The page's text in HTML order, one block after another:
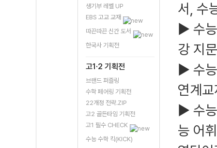
생기부 레벨 UP
EBS 고교 교재
따끈따끈 신간 도서
한국사 기획전
고1·2 기획전
브랜드 퍼즐링
수학 페어링 기획전
22개정 전략.ZIP
고2 골든타임 기획전
고1 필수 CHECK
수능 수학 킥(KICK)
서, 수
▶ 수
강 지
▶ 수
연계
▶ 수
능 어